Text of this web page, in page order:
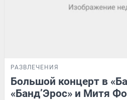
РАЗВЛЕЧЕНИЯ
Большой концерт в
«Банд’Эрос» и Митя